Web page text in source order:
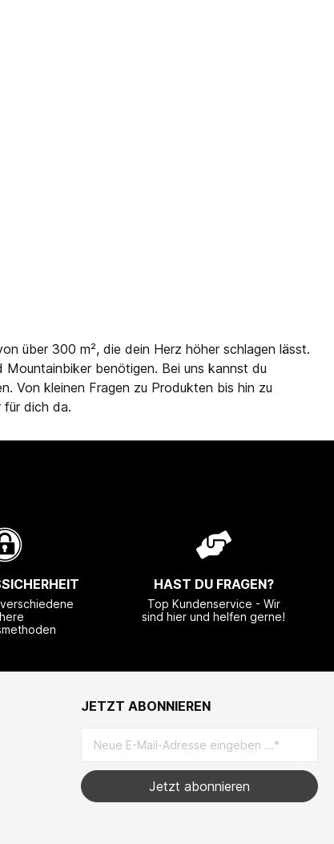
über 300 m², die dein Herz höher schlagen lässt.
Mountainbiker benötigen. Bei uns kannst du
Von kleinen Fragen zu Produkten bis hin zu
für dich da.
HAST DU FRAGEN?
Top Kundenservice - Wir
sind hier und helfen gerne!
JETZT ABONNIEREN
Jetzt abonnieren